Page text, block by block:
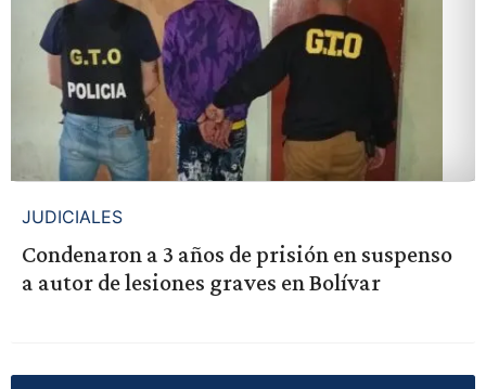
JUDICIALES
Condenaron a 3 años de prisión en suspenso
a autor de lesiones graves en Bolívar